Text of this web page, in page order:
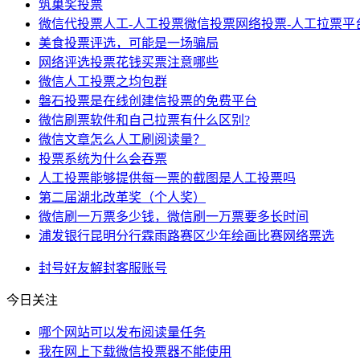
筑巢奖投票
微信代投票人工-人工投票微信投票网络投票-人工拉票平
美食投票评选，可能是一场骗局
网络评选投票花钱买票注意哪些
微信人工投票之均包群
磐石投票是在线创建信投票的免费平台
微信刷票软件和自己拉票有什么区别?
微信文章怎么人工刷阅读量？
投票系统为什么会吞票
人工投票能够提供每一票的截图是人工投票吗
第二届湖北改革奖（个人奖）
微信刷一万票多少钱，微信刷一万票要多长时间
浦发银行昆明分行霖雨路赛区少年绘画比赛网络票选
封号好友解封客服账号
今日关注
哪个网站可以发布阅读量任务
我在网上下载微信投票器不能使用